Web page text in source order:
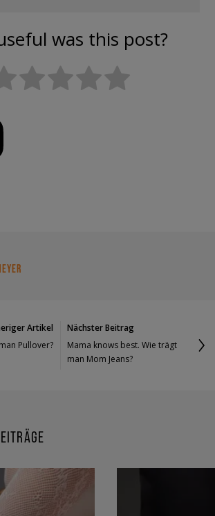
was this post?
Artikel
Pullover?
Nächster Beitrag
Mama knows best. Wie trägt
man Mom Jeans?